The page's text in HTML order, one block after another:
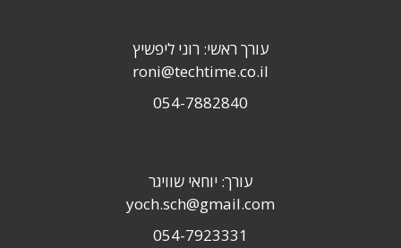
עורך ראשי: רוני ליפשיץ
roni@techtime.co.il
054-7882840
עורך: יוחאי שוויגר
yoch.sch@gmail.com
054-7923331